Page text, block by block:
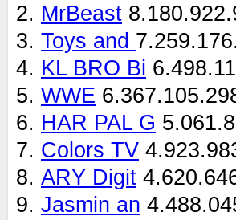
2. MrBeast
3. Toys and
4. KL BRO Bi
5. WWE
6. HAR PAL G
7. Colors TV
8. ARY Digit
9. Jasmin an